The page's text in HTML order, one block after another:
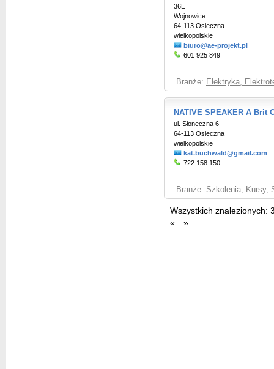
36E
Wojnowice
64-113 Osieczna
wielkopolskie
biuro@ae-projekt.pl
601 925 849
Branże: Elektryka,
NATIVE SPEAKER A Brit
ul. Słoneczna 6
64-113 Osieczna
wielkopolskie
kat.buchwald@gmail.com
722 158 150
Branże: Szkolenia, Kursy,
Wszystkich znalezionych:
«
»